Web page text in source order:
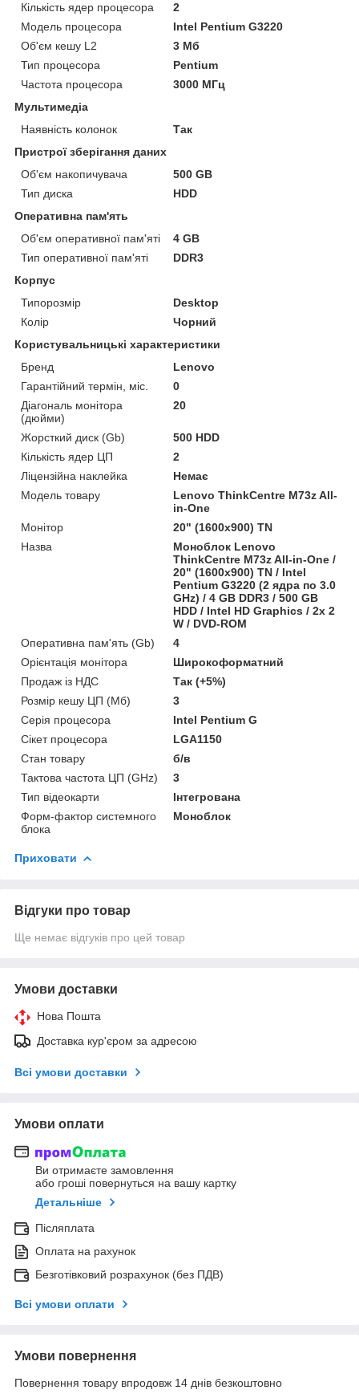
Кількість ядер процесора
2
Модель процесора
Intel Pentium G3220
Об'єм кешу L2
3 Мб
Тип процесора
Pentium
Частота процесора
3000 МГц
Мультимедіа
Наявність колонок
Так
Пристрої зберігання даних
Об'єм накопичувача
500 GB
Тип диска
HDD
Оперативна пам'ять
Об'єм оперативної пам'яті
4 GB
Тип оперативної пам'яті
DDR3
Корпус
Типорозмір
Desktop
Колір
Чорний
Користувальницькі характеристики
Бренд
Lenovo
Гарантійний термін, міс.
0
Діагональ монітора
(дюйми)
20
Жорсткий диск (Gb)
500 HDD
Кількість ядер ЦП
2
Ліцензійна наклейка
Немає
Модель товару
Lenovo ThinkCentre M73z All-
in-One
Монітор
20" (1600x900) TN
Назва
Моноблок Lenovo
ThinkCentre M73z All-in-One /
20" (1600x900) TN / Intel
Pentium G3220 (2 ядра по 3.0
GHz) / 4 GB DDR3 / 500 GB
HDD / Intel HD Graphics / 2x 2
W / DVD-ROM
Оперативна пам'ять (Gb)
4
Орієнтація монітора
Широкоформатний
Продаж із НДС
Так (+5%)
Розмір кешу ЦП (Мб)
3
Серія процесора
Intel Pentium G
Сікет процесора
LGA1150
Стан товару
б/в
Тактова частота ЦП (GHz)
3
Тип відеокарти
Інтегрована
Форм-фактор системного
блока
Моноблок
Приховати
Відгуки про товар
Ще немає відгуків про цей товар
Умови доставки
Нова Пошта
Доставка кур'єром за адресою
Всі умови доставки
Умови оплати
Ви отримаєте замовлення
або гроші повернуться на вашу картку
Детальніше
Післяплата
Оплата на рахунок
Безготівковий розрахунок (без ПДВ)
Всі умови оплати
Умови повернення
Повернення товару впродовж 14 днів безкоштовно